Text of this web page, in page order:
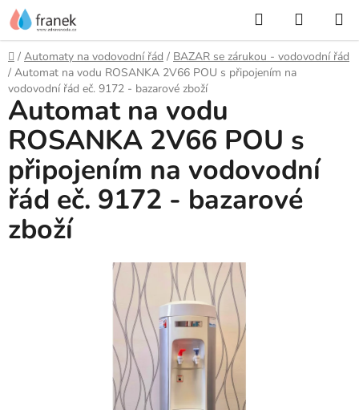
Přejít
na
obsah
Hledat
KOŠÍK
Domů
/ Automaty na vodovodní řád / BAZAR se zárukou - vodovodní řád
/ Automat na vodu ROSANKA 2V66 POU s připojením na
vodovodní řád eč. 9172 - bazarové zboží
Automat na vodu
ROSANKA 2V66 POU s
připojením na vodovodní
řád eč. 9172 - bazarové
zboží